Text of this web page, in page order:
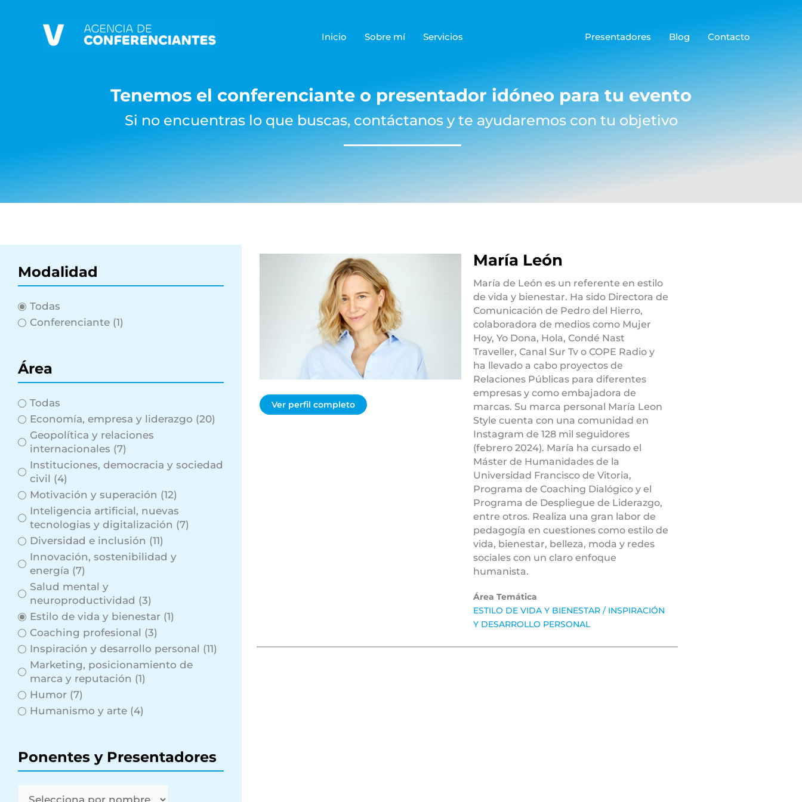
contenido
Inicio Sobre mí Servicios Presentadores Blog Contacto
Tenemos el conferenciante o presentador idóneo para tu evento
Si no encuentras lo que buscas, contáctanos y te ayudaremos con tu objetivo
Modalidad
Todas
Conferenciante (1)
Área
Todas
Economía, empresa y liderazgo (20)
Geopolítica y relaciones
internacionales (7)
Instituciones, democracia y sociedad
civil (4)
Motivación y superación (12)
Inteligencia artificial, nuevas
tecnologias y digitalización (7)
Diversidad e inclusión (11)
Innovación, sostenibilidad y
energía (7)
Salud mental y
neuroproductividad (3)
Estilo de vida y bienestar (1)
Coaching profesional (3)
Inspiración y desarrollo personal (11)
Marketing, posicionamiento de
marca y reputación (1)
Humor (7)
Humanismo y arte (4)
Ponentes y Presentadores
Ver perfil completo
María León
María de León es un referente en estilo
de vida y bienestar. Ha sido Directora de
Comunicación de Pedro del Hierro,
colaboradora de medios como Mujer
Hoy, Yo Dona, Hola, Condé Nast
Traveller, Canal Sur Tv o COPE Radio y
ha llevado a cabo proyectos de
Relaciones Públicas para diferentes
empresas y como embajadora de
marcas. Su marca personal María Leon
Style cuenta con una comunidad en
Instagram de 128 mil seguidores
(febrero 2024). María ha cursado el
Máster de Humanidades de la
Universidad Francisco de Vitoria,
Programa de Coaching Dialógico y el
Programa de Despliegue de Liderazgo,
entre otros. Realiza una gran labor de
pedagogía en cuestiones como estilo de
vida, bienestar, belleza, moda y redes
sociales con un claro enfoque
humanista.
Área Temática
ESTILO DE VIDA Y BIENESTAR/ INSPIRACIÓN
Y DESARROLLO PERSONAL